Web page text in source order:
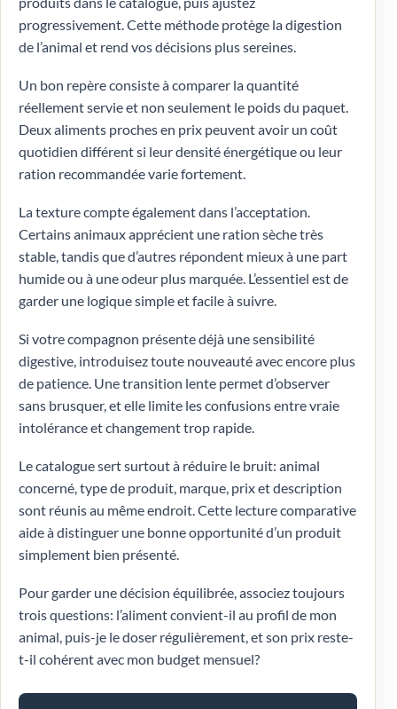
progressivement. Cette méthode protège la digestion
de l’animal et rend vos décisions plus sereines.
Un bon repère consiste à comparer la quantité
réellement servie et non seulement le poids du paquet.
Deux aliments proches en prix peuvent avoir un coût
quotidien différent si leur densité énergétique ou leur
ration recommandée varie fortement.
La texture compte également dans l’acceptation.
Certains animaux apprécient une ration sèche très
stable, tandis que d’autres répondent mieux à une part
humide ou à une odeur plus marquée. L’essentiel est de
garder une logique simple et facile à suivre.
Si votre compagnon présente déjà une sensibilité
digestive, introduisez toute nouveauté avec encore plus
de patience. Une transition lente permet d’observer
sans brusquer, et elle limite les confusions entre vraie
intolérance et changement trop rapide.
Le catalogue sert surtout à réduire le bruit: animal
concerné, type de produit, marque, prix et description
sont réunis au même endroit. Cette lecture comparative
aide à distinguer une bonne opportunité d’un produit
simplement bien présenté.
Pour garder une décision équilibrée, associez toujours
trois questions: l’aliment convient-il au profil de mon
animal, puis-je le doser régulièrement, et son prix reste-
t-il cohérent avec mon budget mensuel?